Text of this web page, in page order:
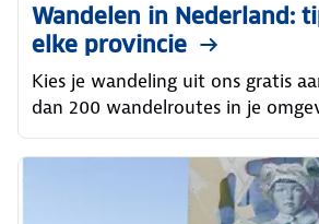
Wandelen in Nederland:
elke provincie
Kies je wandeling uit ons gratis
dan 200 wandelroutes in je